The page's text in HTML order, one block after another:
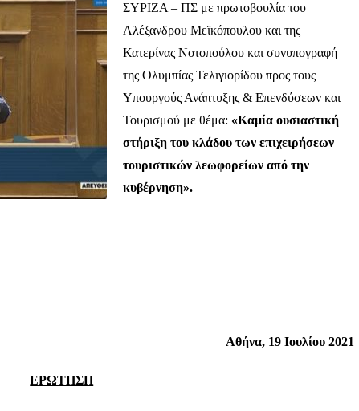
ΣΥΡΙΖΑ – ΠΣ με πρωτοβουλία του
Αλέξανδρου Μεϊκόπουλου και της
Κατερίνας Νοτοπούλου και συνυπογραφή
της Ολυμπίας Τελιγιορίδου προς τους
Υπουργούς Ανάπτυξης & Επενδύσεων και
Τουρισμού με θέμα: «Καμία ουσιαστική
στήριξη του κλάδου των επιχειρήσεων
τουριστικών λεωφορείων από την
κυβέρνηση».
Αθήνα,19 Ιουλίου 2021
ΕΡΩΤΗΣΗ